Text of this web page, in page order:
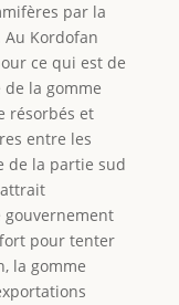
par la
Au Kordofan
ce qui est de
la gomme
résorbés et
entre les
de la partie sud
pour tenter
la gomme